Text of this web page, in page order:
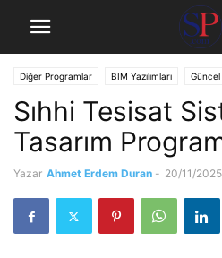
Diğer Programlar BIM Yazılımları Güncel
Tasarım ve Detaylandırma Programları
Sıhhi Tesisat
Tasarım
Yazar Ahmet Erdem Duran - 20/11/2025